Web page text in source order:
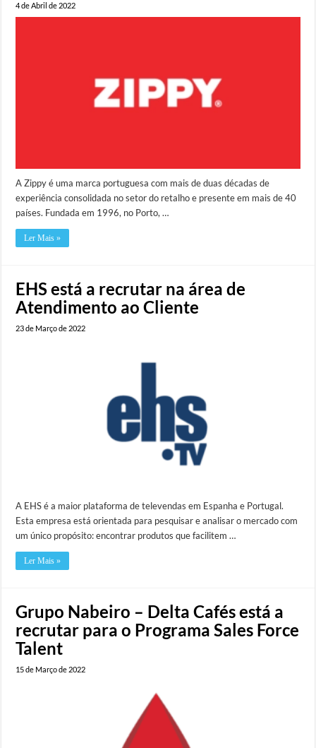
4 de Abril de 2022
A Zippy é uma marca portuguesa com mais de duas décadas de
experiência consolidada no setor do retalho e presente em mais de 40
países. Fundada em 1996, no Porto, …
Ler Mais »
EHS está a recrutar na área de
Atendimento ao Cliente
23 de Março de 2022
A EHS é a maior plataforma de televendas em Espanha e Portugal.
Esta empresa está orientada para pesquisar e analisar o mercado com
um único propósito: encontrar produtos que facilitem …
Ler Mais »
Grupo Nabeiro – Delta Cafés está a
recrutar para o Programa Sales Force
Talent
15 de Março de 2022